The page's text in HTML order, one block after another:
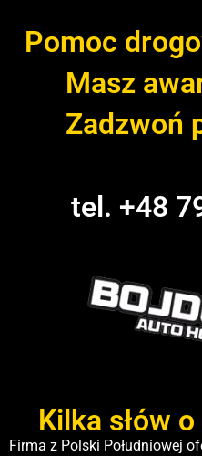
Pomoc
Masz
Zadzwoń
tel. +48
Kilka słów
Firma z Polski Południowej